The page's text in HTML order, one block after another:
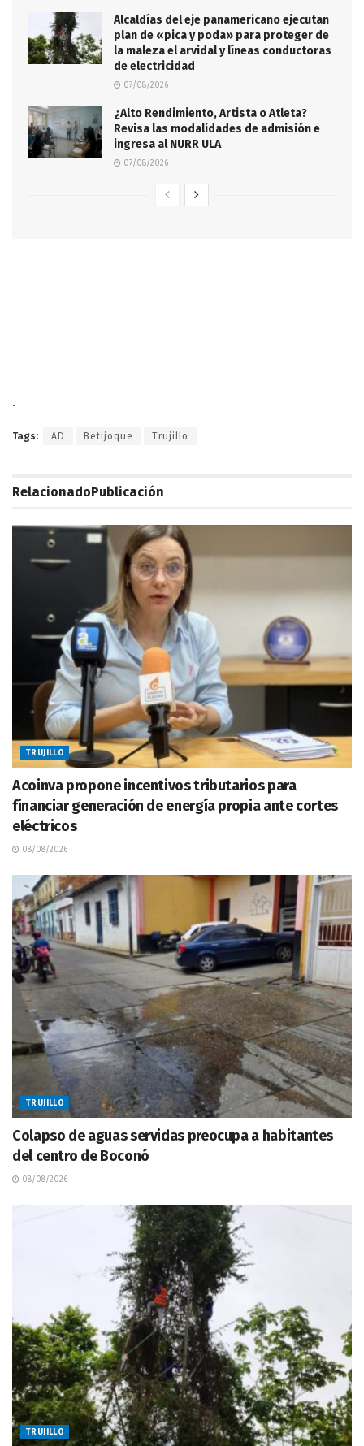
Alcaldías del eje panamericano ejecutan
plan de «pica y poda» para proteger de
la maleza el arvidal y líneas conductoras
de electricidad
07/08/2026
¿Alto Rendimiento, Artista o Atleta?
Revisa las modalidades de admisión e
ingresa al NURR ULA
07/08/2026
.
Tags: AD Betijoque Trujillo
RelacionadoPublicación
TRUJILLO
Acoinva propone incentivos tributarios para
financiar generación de energía propia ante cortes
eléctricos
08/08/2026
TRUJILLO
Colapso de aguas servidas preocupa a habitantes
del centro de Boconó
08/08/2026
TRUJILLO